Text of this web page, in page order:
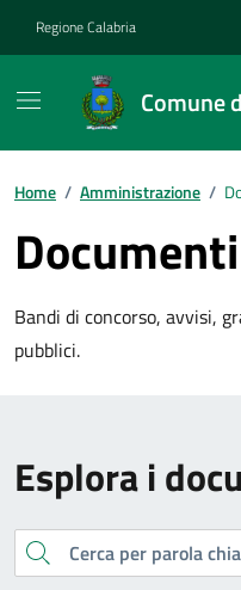
Regione Calabria
Comune
Home / Amministrazione /
Bandi di concorso, avvisi,
pubblici.
Esplora i
Cerca